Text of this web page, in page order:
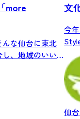
more
な仙台に東北
、地域のいい
文
今
仙